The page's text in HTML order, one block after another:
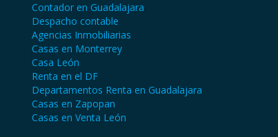
Contador en Guadalajara
Despacho contable
Agencias Inmobiliarias
Casas en Monterrey
Casa León
Renta en el DF
Departamentos Renta en Guadalajara
Casas en Zapopan
Casas en Venta León